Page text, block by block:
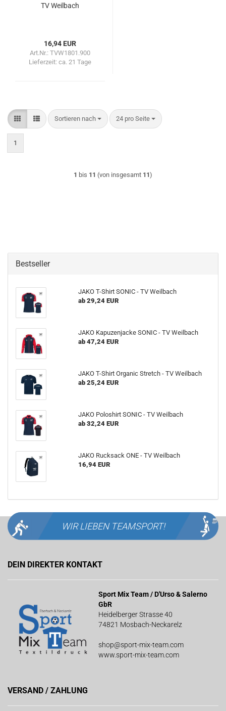
TV Weilbach
16,94 EUR
Art.Nr.: TVW1801.900
Lieferzeit: ca. 21 Tage
Sortieren nach
Sortieren nach 24 pro Seite
pro Seite
1
1 bis 11 (von insgesamt 11)
Bestseller
JAKO T-Shirt SONIC - TV Weilbach
ab 29,24 EUR
JAKO Kapuzenjacke SONIC - TV Weilbach
ab 47,24 EUR
JAKO T-Shirt Organic Stretch - TV Weilbach
ab 25,24 EUR
JAKO Poloshirt SONIC - TV Weilbach
ab 32,24 EUR
JAKO Rucksack ONE - TV Weilbach
16,94 EUR
WIR LIEBEN TEAMSPORT!
DEIN DIREKTER KONTAKT
Sport Mix Team / D'Urso & Salerno
GbR
Heidelberger Strasse 40
74821 Mosbach-Neckarelz
shop@sport-mix-team.com
www.sport-mix-team.com
VERSAND / ZAHLUNG